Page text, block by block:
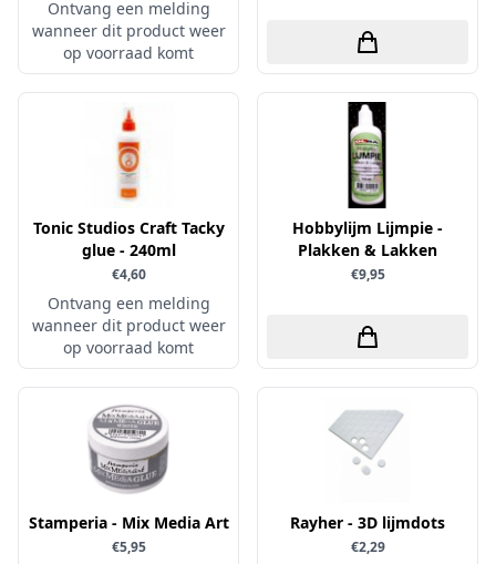
Paperfuel
Papers for You
Piatek13
Precious Marieke
Ranger
Rayher
Reprint
Scrap-Boys
ScrapAndMe
Sizzix
Sparkles
Spectrum Noir
Spellbinders
Ontvang een melding
wanneer dit product weer
op voorraad komt
Tonic Studios Craft Tacky
glue - 240ml
€4,60
Ontvang een melding
wanneer dit product weer
op voorraad komt
Hobbylijm Lijmpie -
Plakken & Lakken
€9,95
Stamperia - Mix Media Art
€5,95
Rayher - 3D lijmdots
€2,29